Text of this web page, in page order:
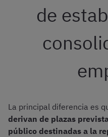
de
La principal diferencia es
derivan de plazas
público destinadas a la